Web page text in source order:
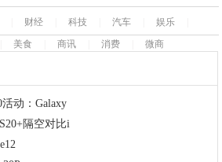
财经 科技 汽车 娱乐
美食 商讯 消费 微商
动：Galaxy
隔空对比i